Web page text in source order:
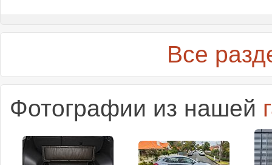
Все
Фотографии из нашей